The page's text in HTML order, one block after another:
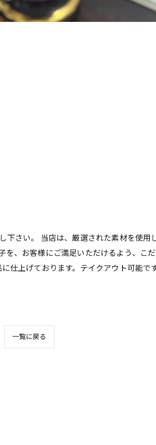
さい。 当店は、厳選された素材を使
、お客様にご満足いただけるよう、こ
仕上げております。テイクアウト可能で
一覧に戻る